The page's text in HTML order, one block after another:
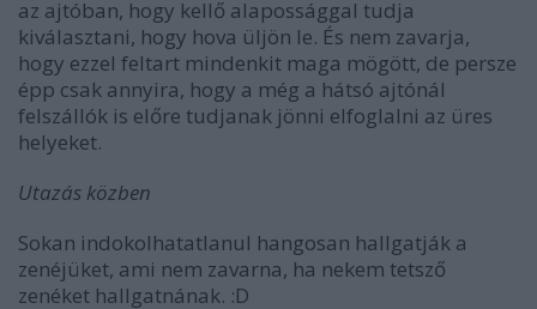
az ajtóban, hogy kellő alapossággal tudja
kiválasztani, hogy hova üljön le. És nem zavarja,
hogy ezzel feltart mindenkit maga mögött, de persze
épp csak annyira, hogy a még a hátsó ajtónál
felszállók is előre tudjanak jönni elfoglalni az üres
helyeket.
Utazás közben
Sokan indokolhatatlanul hangosan hallgatják a
zenéjüket, ami nem zavarna, ha nekem tetsző
zenéket hallgatnának. :D